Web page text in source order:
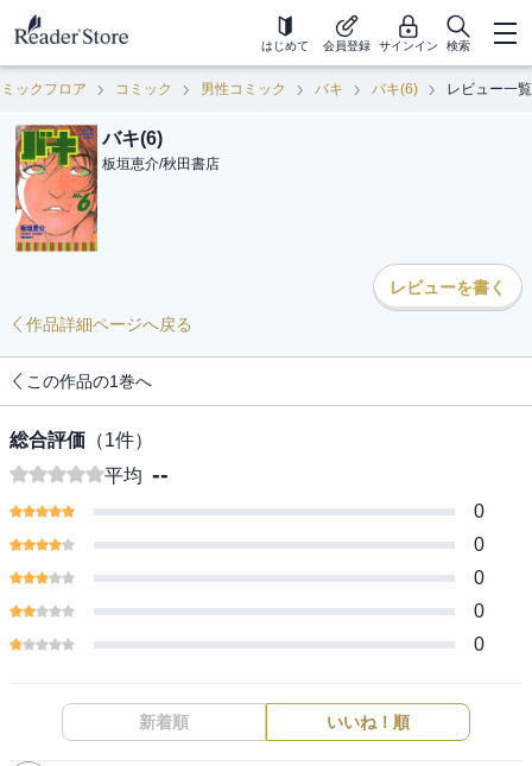
はじめて 会員登録 サインイン 検索
ックフロア コミック 男性コミック バキ バキ(6) レビュー一覧
バキ(6)
板垣恵介/秋田書店
レビューを書く
作品詳細ページへ戻る
この作品の1巻へ
総合評価 （1件）
平均 --
0
0
0
0
0
新着順 いいね！順